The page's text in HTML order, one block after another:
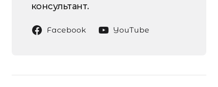
консультант.
Facebook YouTube